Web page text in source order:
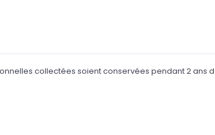
collectées soient conservées pendant 2